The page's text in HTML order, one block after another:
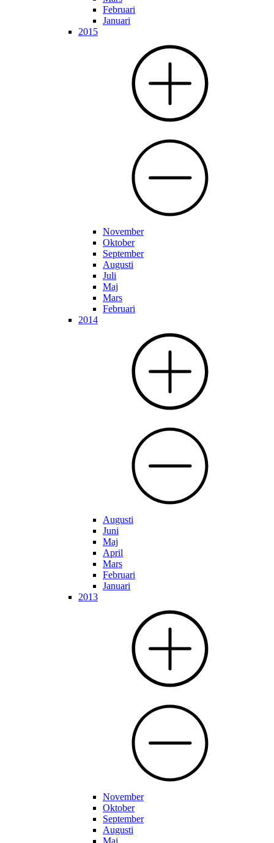
Februari
Januari
2015
November
Oktober
September
Augusti
Juli
Maj
Mars
Februari
2014
Augusti
Juni
Maj
April
Mars
Februari
Januari
2013
November
Oktober
September
Augusti
Maj